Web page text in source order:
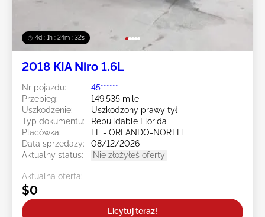
4d : 1h : 24m : 29s
2018 KIA Niro 1.6L
Nr pojazdu:
45******
Przebieg:
149,535 mile
Uszkodzenie:
Uszkodzony prawy tył
Typ dokumentu:
Rebuildable Florida
Placówka:
FL - ORLANDO-NORTH
Data sprzedaży:
08/12/2026
Aktualny status:
Nie złożyłeś oferty
Aktualna oferta:
$0
Licytuj teraz!